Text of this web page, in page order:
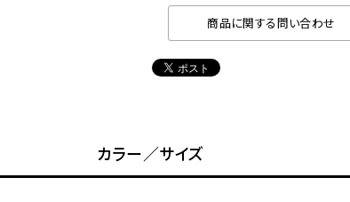
商品に関する問い合わせ
カラー／サイズ